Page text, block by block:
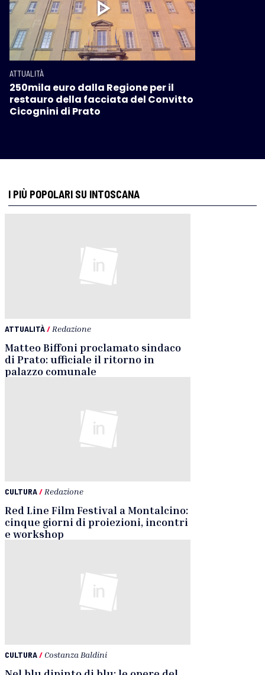
ATTUALITÀ
250mila euro dalla Regione per il
restauro della facciata del Convitto
Cicognini di Prato
I PIÙ POPOLARI SU INTOSCANA
ATTUALITÀ/ Redazione
Matteo Biffoni proclamato sindaco
di Prato: ufficiale il ritorno in
palazzo comunale
CULTURA/ Redazione
Red Line Film Festival a Montalcino:
cinque giorni di proiezioni, incontri
e workshop
CULTURA/ Costanza Baldini